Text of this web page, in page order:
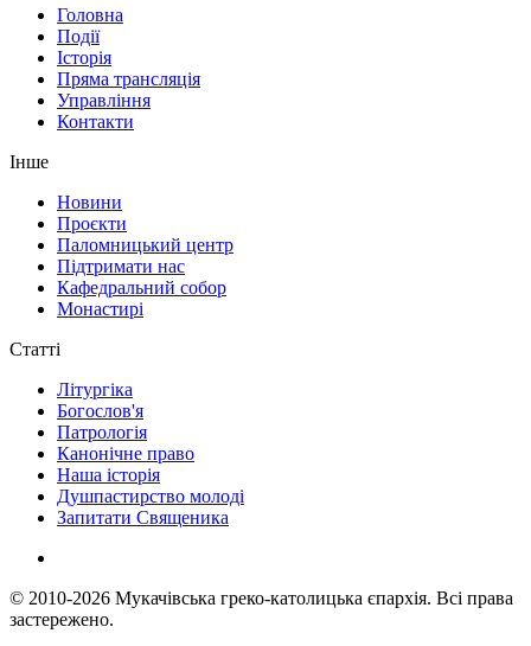
Головна
Події
Історія
Пряма трансляція
Управління
Контакти
Інше
Новини
Проєкти
Паломницький центр
Підтримати нас
Кафедральний собор
Монастирі
Статті
Літургіка
Богослов'я
Патрологія
Канонічне право
Наша історія
Душпастирство молоді
Запитати Священика
© 2010-2026 Мукачівська греко-католицька єпархія. Всі права
застережено.